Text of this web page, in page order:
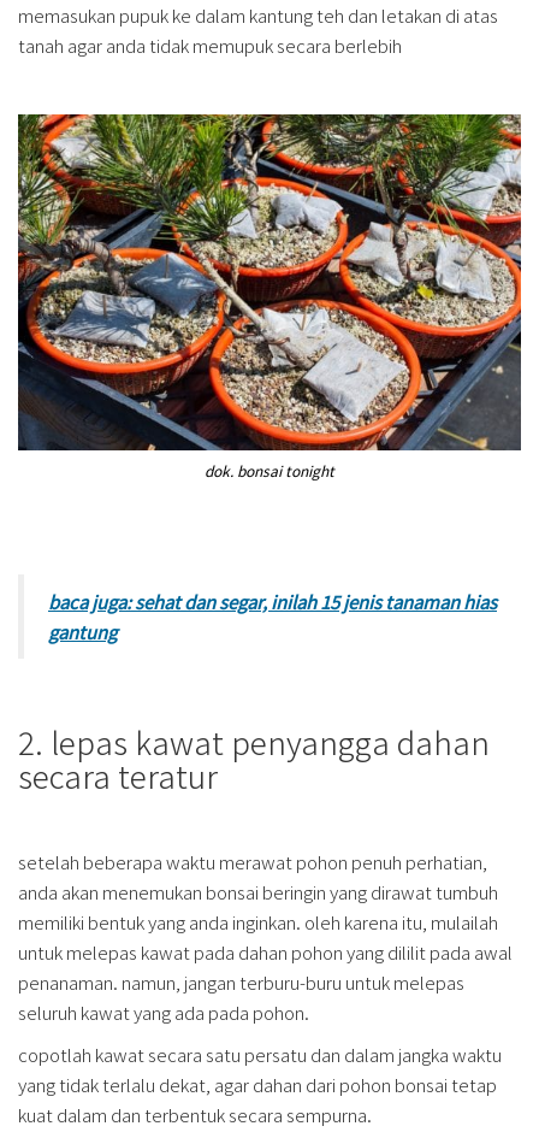
memasukan pupuk ke dalam kantung teh dan letakan di atas
tanah agar anda tidak memupuk secara berlebih
dok. bonsai tonight
baca juga: sehat dan segar, inilah 15 jenis tanaman hias
gantung
2. lepas kawat penyangga dahan
secara teratur
setelah beberapa waktu merawat pohon penuh perhatian,
anda akan menemukan bonsai beringin yang dirawat tumbuh
memiliki bentuk yang anda inginkan. oleh karena itu, mulailah
untuk melepas kawat pada dahan pohon yang dililit pada awal
penanaman. namun, jangan terburu-buru untuk melepas
seluruh kawat yang ada pada pohon.
copotlah kawat secara satu persatu dan dalam jangka waktu
yang tidak terlalu dekat, agar dahan dari pohon bonsai tetap
kuat dalam dan terbentuk secara sempurna.